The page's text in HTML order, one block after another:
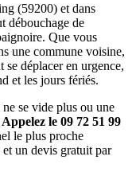
(59200) et dans
débouchage de
Que vous
une commune voisine,
se déplacer en urgence,
et les jours fériés.
se vide plus ou une
Appelez le 09 72 51 99
le plus proche
un devis gratuit par